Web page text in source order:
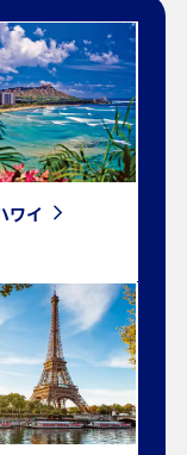
トクな運賃となりま
す。[検索する]ボタ
なります。空席照会
保険特別料金、その
再計算するため、変
ワイ